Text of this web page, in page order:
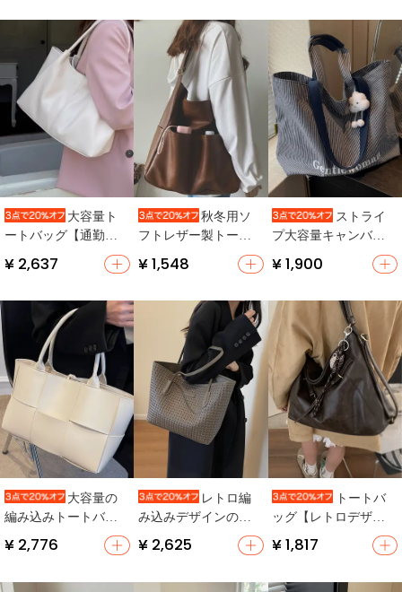
対応）
大容量ト
ートバッグ【通勤
用・収納力抜群・シ
ンプルデザイン】
¥ 2,637
秋冬用ソ
フトレザー製トート
バッグ【大容量・斜
め掛け・ショルダ
¥ 1,548
ストライ
プ大容量キャンバス
バッグ女性用2025新
しいスタイル
¥ 1,900
大容量の
編み込みトートバッ
応・通勤スタイル】
¥ 2,776
レトロ編
み込みデザインの通
勤トートバッグ【大
容量・シンプル・マ
¥ 2,625
トートバ
ッグ【レトロデザイ
量・通勤スタイル】
¥ 1,817